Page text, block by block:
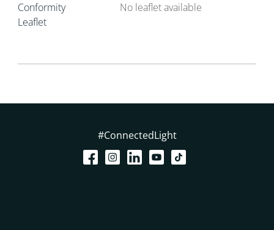
Conformity
Leaflet
No leaflet available
#ConnectedLight